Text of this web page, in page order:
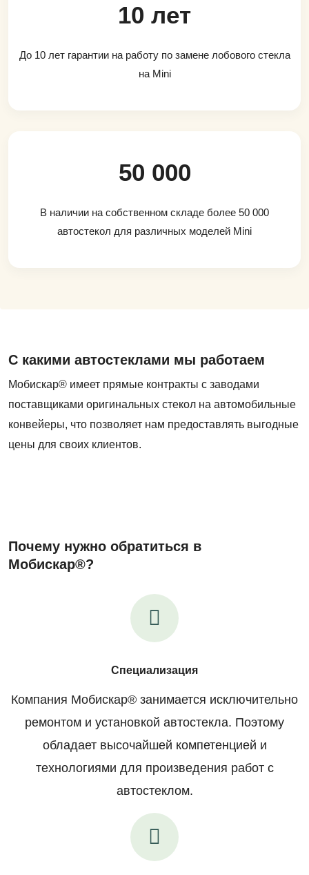
10 лет
До 10 лет гарантии на работу по замене лобового стекла
на Mini
50 000
В наличии на собственном складе более 50 000
автостекол для различных моделей Mini
С какими автостеклами мы работаем
Мобискар® имеет прямые контракты с заводами
поставщиками оригинальных стекол на автомобильные
конвейеры, что позволяет нам предоставлять выгодные
цены для своих клиентов.
Почему нужно обратиться в
Мобискар®?
Специализация
Компания Мобискар® занимается исключительно
ремонтом и установкой автостекла. Поэтому
обладает высочайшей компетенцией и
технологиями для произведения работ с
автостеклом.